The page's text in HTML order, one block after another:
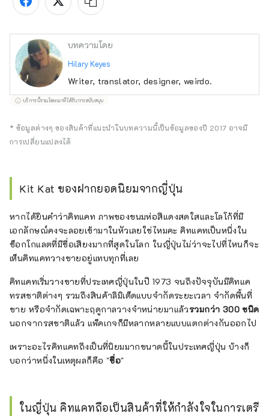
บทความโดย
Hilary Keyes
Writer, translator, designer, weirdo.
บริการนี้รวมโฆษณาที่ได้รับการสนับสนุน
* ข้อมูลต่างๆ ของสินค้าที่แนะนำในบทความนี้เป็นข้อมูลของปี 2017 อาจมี
การเปลี่ยนแปลงได้
Kit Kat ของฝากยอดนิยมจากญี่ปุ่น
หากได้ยินคำว่าคิทแคท ภาพของขนมห่อสีแดงสดใสและโลโก้ที่มี
เอกลักษณ์คงจะลอยเข้ามาในหัวเลยใช่ไหมคะ คิทแคทเป็นหนึ่งใน
ช็อกโกแลตที่มีชื่อเสียงมากที่สุดในโลก ในญี่ปุ่นไม่ว่าจะไปที่ไหนก็จะ
เห็นคิทแคทวางขายอยู่แทบทุกที่เลย
คิทแคทเริ่มวางขายที่ประเทศญี่ปุ่นในปี 1973 จนถึงปัจจุบันมีคิทแค
ทรสชาติต่างๆ รวมถึงสินค้าลิมิเต็ดแบบจำกัดระยะเวลา จำกัดพื้นที่
ขาย หรือจำกัดเฉพาะฤดูกาลวางจำหน่ายมาแล้วรวมกว่า 300 ชนิด
นอกจากรสชาติแล้ว แพ็คเกจก็มีหลากหลายแบบแตกต่างกันออกไป
เพราะอะไรคิทแคทถึงเป็นที่นิยมมากขนาดนี้ในประเทศญี่ปุ่น บ้างก็
บอกว่าหนึ่งในเหตุผลก็คือ "ชื่อ"
ในญี่ปุ่น คิทแคทถือเป็นสินค้าที่ให้กำลังใจในการเตรี